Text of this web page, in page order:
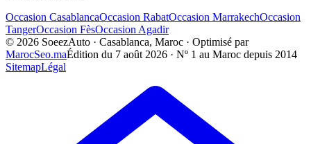
Occasion CasablancaOccasion RabatOccasion MarrakechOccasion
TangerOccasion FèsOccasion Agadir
© 2026 SoeezAuto · Casablanca, Maroc · Optimisé par
MarocSeo.maÉdition du 7 août 2026 · Nº 1 au Maroc depuis 2014
SitemapLégal